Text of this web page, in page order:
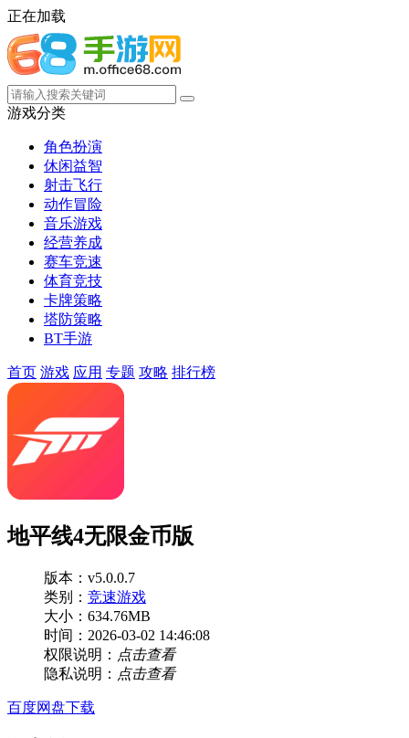
正在加载
游戏分类
角色扮演
休闲益智
射击飞行
动作冒险
音乐游戏
经营养成
赛车竞速
体育竞技
卡牌策略
塔防策略
BT手游
首页 游戏 应用 专题 攻略 排行榜
地平线4无限金币版
版本：v5.0.0.7
类别： 竞速游戏
大小：634.76MB
时间：2026-03-02 14:46:08
权限说明： 点击查看
隐私说明： 点击查看
百度网盘下载